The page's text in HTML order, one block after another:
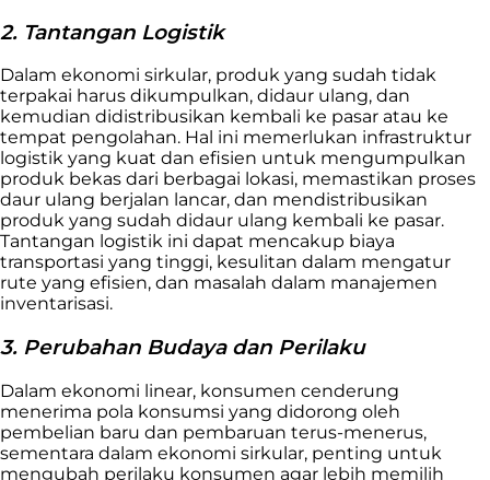
2. Tantangan Logistik
Dalam ekonomi sirkular, produk yang sudah tidak
terpakai harus dikumpulkan, didaur ulang, dan
kemudian didistribusikan kembali ke pasar atau ke
tempat pengolahan. Hal ini memerlukan infrastruktur
logistik yang kuat dan efisien untuk mengumpulkan
produk bekas dari berbagai lokasi, memastikan proses
daur ulang berjalan lancar, dan mendistribusikan
produk yang sudah didaur ulang kembali ke pasar.
Tantangan logistik ini dapat mencakup biaya
transportasi yang tinggi, kesulitan dalam mengatur
rute yang efisien, dan masalah dalam manajemen
inventarisasi.
3. Perubahan Budaya dan Perilaku
Dalam ekonomi linear, konsumen cenderung
menerima pola konsumsi yang didorong oleh
pembelian baru dan pembaruan terus-menerus,
sementara dalam ekonomi sirkular, penting untuk
mengubah perilaku konsumen agar lebih memilih